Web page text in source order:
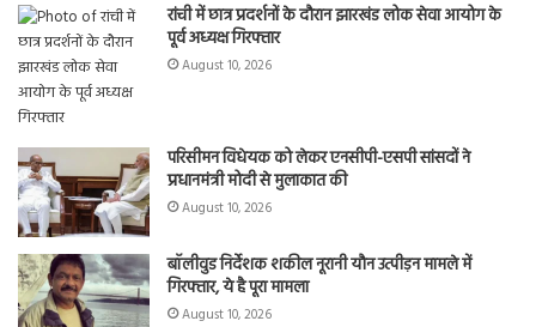
रांची में छात्र प्रदर्शनों के दौरान झारखंड लोक सेवा आयोग के
पूर्व अध्यक्ष गिरफ्तार
August 10, 2026
परिसीमन विधेयक को लेकर एनसीपी-एसपी सांसदों ने
प्रधानमंत्री मोदी से मुलाकात की
August 10, 2026
बॉलीवुड निर्देशक शकील नूरानी यौन उत्पीड़न मामले में
गिरफ्तार, ये है पूरा मामला
August 10, 2026